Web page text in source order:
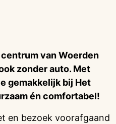
van Woerden
zonder auto. Met
gemakkelijk bij Het
én comfortabel!
en bezoek voorafgaand